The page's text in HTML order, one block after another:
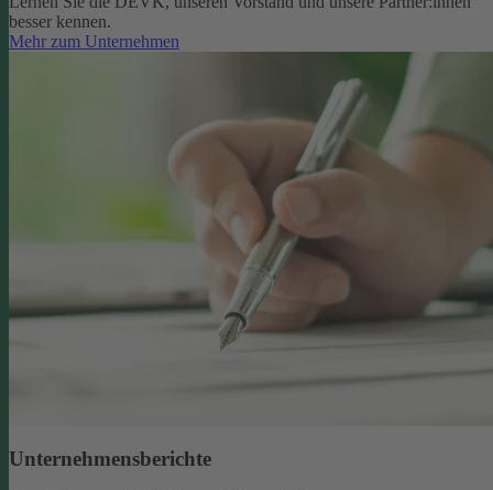
besser kennen.
Mehr zum Unternehmen
Unternehmensberichte